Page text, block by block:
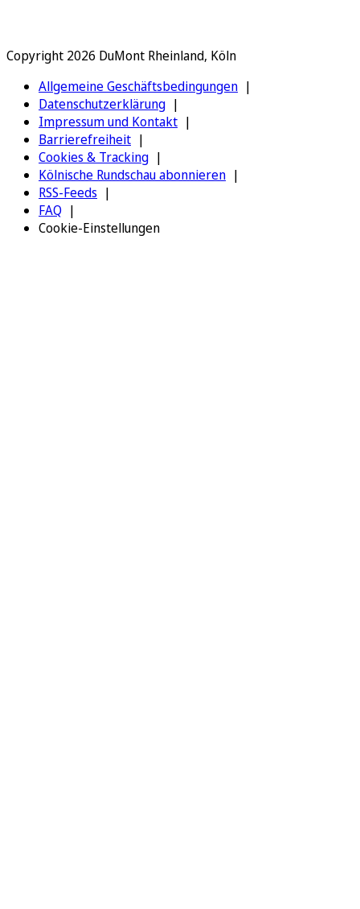
Copyright 2026 DuMont Rheinland, Köln
Allgemeine Geschäftsbedingungen
Datenschutzerklärung
Impressum und Kontakt
Barrierefreiheit
Cookies & Tracking
Kölnische Rundschau abonnieren
RSS-Feeds
FAQ
Cookie-Einstellungen